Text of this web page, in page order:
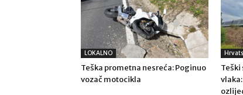
LOKALNO
Teška prometna nesreća: Poginuo
vozač motocikla